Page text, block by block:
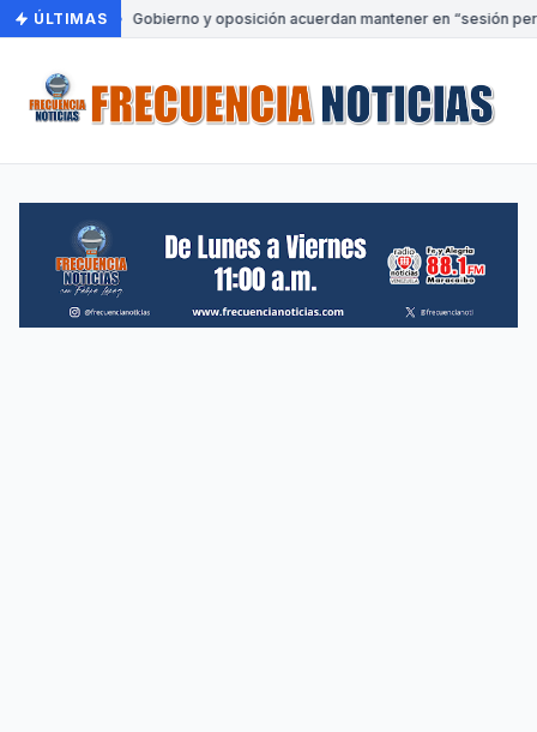
ÚLTIMAS Gobierno y oposición acuerdan mantener en “sesión